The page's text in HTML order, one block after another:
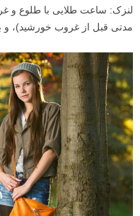
لنزک: ساعت طلایی با طلوع و
مدتی قبل از غروب خورشید)، و